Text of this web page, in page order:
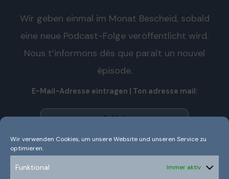
Wir verwenden Cookies, um unsere Website und unseren Service zu
optimieren.
Funktional Immer aktiv
Wir geben einmal im Monat Bescheid, sobald
eine neue Podcast-Folge veröffentlicht wird.
Nous t’informons dès que paraît un nouvel
épisode.
E-Mail-Adresse eintragen | Ton adresse mail:
Wir senden keinen Spam! Nous n’envoyons pas de spam!
Erfahre mehr in unserer
Datenschutzerklärung.